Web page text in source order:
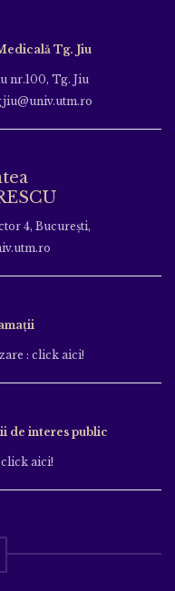
Tg. Jiu
nr.100, Tg. Jiu
4, București,
: click aici!
de interes public
aici!